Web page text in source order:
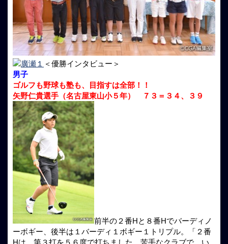
＜優勝インタビュー＞
男子
ゴルフも野球も塾も、目指すは全部！！
矢野仁貴選手（名古屋東山小５年） ７３＝３４、３９
前半の２番Hと８番Hでバーディノ
ーボギー、後半は１バーディ１ボギー１トリプル。「２番
Hは、第３打を５６度で打ちました。苦手なクラブで、い